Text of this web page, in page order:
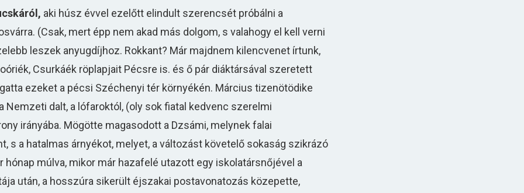
aki húsz évvel ezelőtt elindult szerencsét próbálni a
(Csak, mert épp nem akad más dolgom, s valahogy el kell verni
leszek anyugdíjhoz. Rokkant? Már majdnem kilencvenet írtunk,
Csurkáék röplapjait Pécsre is. és ő pár diáktársával szeretett
ezeket a pécsi Széchenyi tér környékén. Március tizenötödike
dalt, a lófaroktól, (oly sok fiatal kedvenc szerelmi
irányába. Mögötte magasodott a Dzsámi, melynek falai
s a hatalmas árnyékot, melyet, a változást követelő sokaság szikrázó
múlva, mikor már hazafelé utazott egy iskolatársnőjével a
után, a hosszúra sikerült éjszakai postavonatozás közepette,